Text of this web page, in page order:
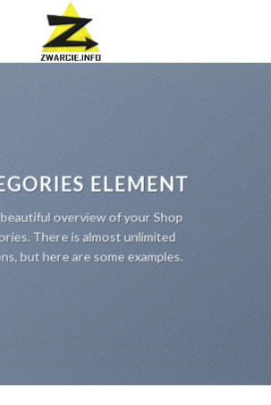
ELEMENT
overview of your Shop
There is almost unlimited
but here are some examples.